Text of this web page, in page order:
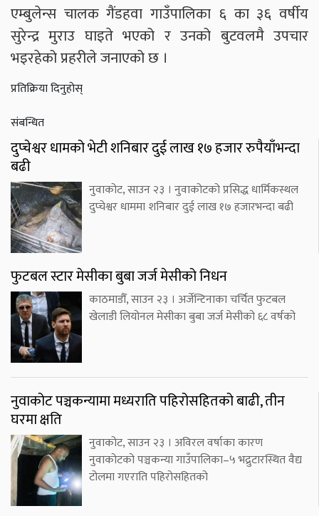
एम्बुलेन्स चालक गैंडहवा गाउँपालिका ६ का ३६ वर्षीय
सुरेन्द्र मुराउ घाइते भएको र उनको बुटवलमै उपचार
भइरहेको प्रहरीले जनाएको छ ।
प्रतिक्रिया दिनुहोस्
संबन्धित
दुप्चेश्वर धामको भेटी शनिबार दुई लाख १७ हजार रुपैयाँभन्दा
बढी
नुवाकोट, साउन २३ । नुवाकोटको प्रसिद्ध धार्मिकस्थल
दुप्चेश्वर धाममा शनिबार दुई लाख १७ हजारभन्दा बढी
फुटबल स्टार मेसीका बुबा जर्ज मेसीको निधन
काठमाडौँ, साउन २३ । अर्जेन्टिनाका चर्चित फुटबल
खेलाडी लियोनल मेसीका बुबा जर्ज मेसीको ६८ वर्षको
नुवाकोट पञ्चकन्यामा मध्यराति पहिरोसहितको बाढी, तीन
घरमा क्षति
नुवाकोट, साउन २३ । अविरल वर्षाका कारण
नुवाकोटको पञ्चकन्या गाउँपालिका–५ भद्रुटारस्थित वैद्य
टोलमा गएराति पहिरोसहितको